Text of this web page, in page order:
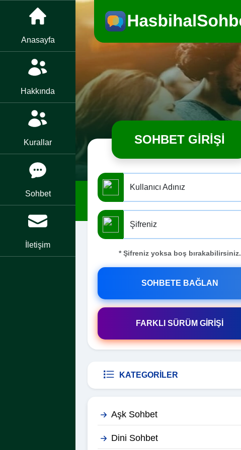
Anasayfa
Hakkında
Kurallar
Sohbet
İletişim
SOHBET GIRIŞI
Kullanıcı Adınız
Şifreniz
* Şifreniz yoksa boş bırakabilirsiniz.
SOHBETE BAĞLAN
FARKLI SÜRÜM GİRİŞİ
KATEGORILER
Aşk Sohbet
Dini Sohbet